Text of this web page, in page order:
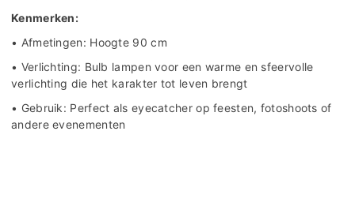
Kenmerken:
• Afmetingen: Hoogte 90 cm
• Verlichting: Bulb lampen voor een warme en sfeervolle
verlichting die het karakter tot leven brengt
• Gebruik: Perfect als eyecatcher op feesten, fotoshoots of
andere evenementen